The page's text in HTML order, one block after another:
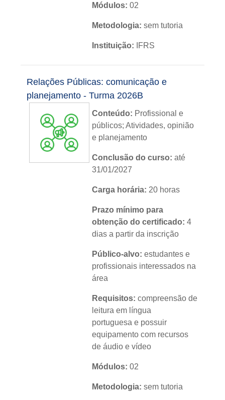
Módulos: 02
Metodologia: sem tutoria
Instituição: IFRS
Nível:básico
Idioma:português
Relações Públicas: comunicação e
planejamento - Turma 2026B
Conteúdo: Profissional e
públicos; Atividades, opinião
e planejamento
Conclusão do curso: até
31/01/2027
Carga horária: 20 horas
Prazo mínimo para
obtenção do certificado: 4
dias a partir da inscrição
Público-alvo: estudantes e
profissionais interessados na
área
Requisitos: compreensão de
leitura em língua
portuguesa e possuir
equipamento com recursos
de áudio e vídeo
Módulos: 02
Metodologia: sem tutoria